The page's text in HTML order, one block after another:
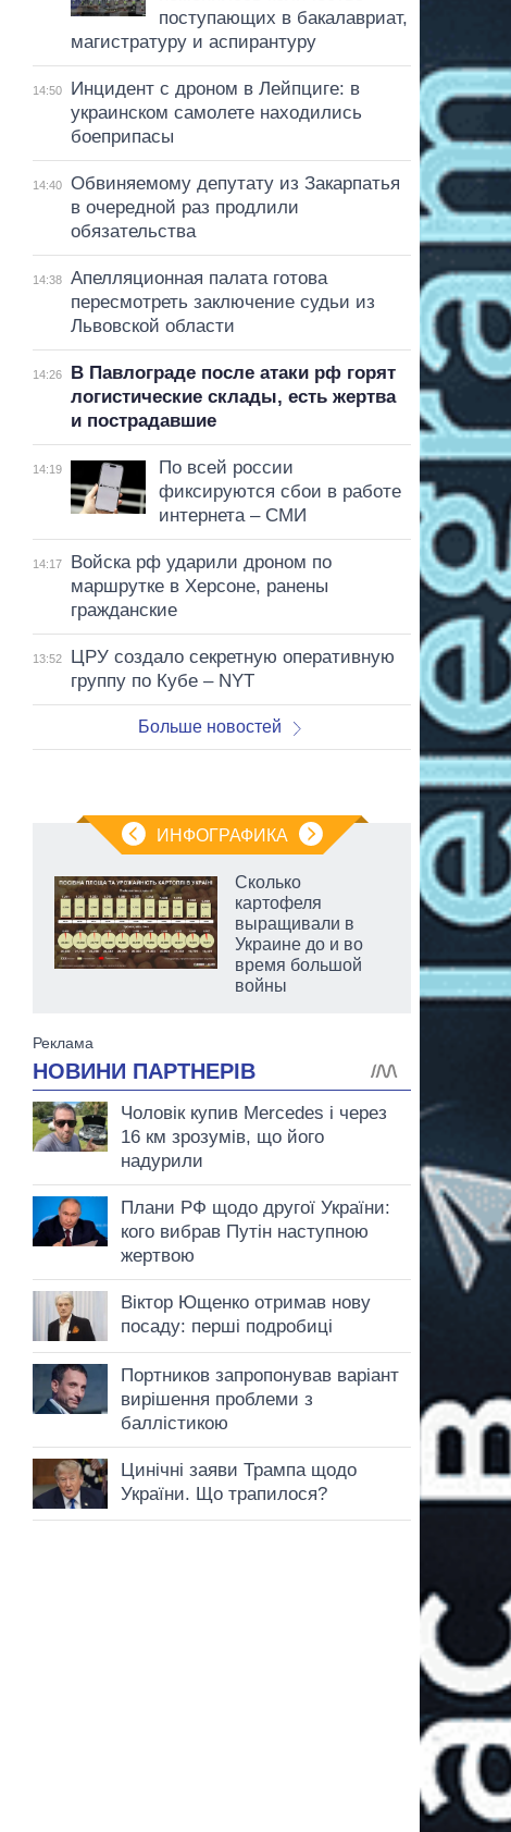
поступающих в бакалавриат,
магистратуру и аспирантуру
14:50
Инцидент с дроном в Лейпциге: в
украинском самолете находились
боеприпасы
14:40
Обвиняемому депутату из Закарпатья
в очередной раз продлили
обязательства
14:38
Апелляционная палата готова
пересмотреть заключение судьи из
Львовской области
14:26
В Павлограде после атаки рф горят
логистические склады, есть жертва
и пострадавшие
14:19
По всей россии
фиксируются сбои в работе
интернета – СМИ
14:17
Войска рф ударили дроном по
маршрутке в Херсоне, ранены
гражданские
13:52
ЦРУ создало секретную оперативную
группу по Кубе – NYT
Больше новостей
ИНФОГРАФИКА
Сколько
картофеля
выращивали в
Украине до и во
время большой
войны